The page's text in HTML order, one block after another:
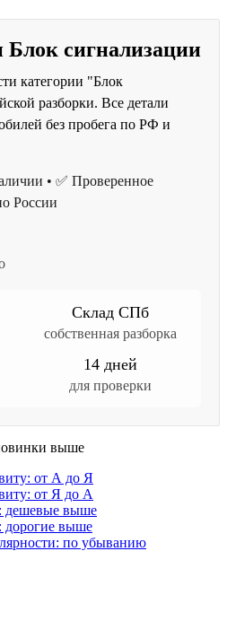
Блок сигнализации
категории "Блок
разборки. Все детали
без пробега по РФ и
• ✅ Проверенное
России
Склад СПб
собственная разборка
14 дней
для проверки
выше
от А до Я
от Я до А
дешевые выше
дорогие выше
по убыванию